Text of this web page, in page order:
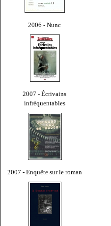
2006 - Nunc
2007 - Écrivains
infréquentables
2007 - Enquête sur le roman